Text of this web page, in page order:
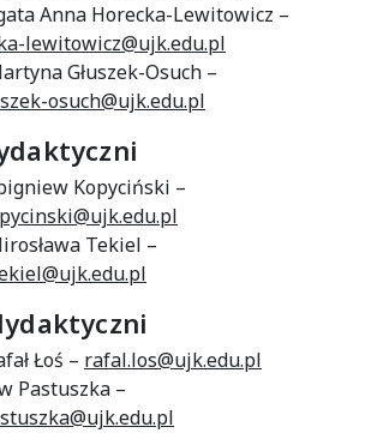
Anna Horecka-Lewitowicz –
lewitowicz@ujk.edu.pl
Głuszek-Osuch –
osuch@ujk.edu.pl
Kopyciński –
Tekiel –
Łoś – rafal.los@ujk.edu.pl
Pastuszka –